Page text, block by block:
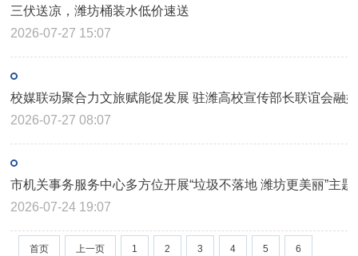
三伏送凉，潍坊桶装水低价速送
2026-07-27 15:07
校媒联动聚合力文旅赋能促发展 驻潍高校宣传部长联谊会融
2026-07-27 08:07
市机关事务服务中心多方位开展“垃圾不落地 潍坊更美丽”主题
2026-07-24 19:07
首页 上一页 1 2 3 4 5 6